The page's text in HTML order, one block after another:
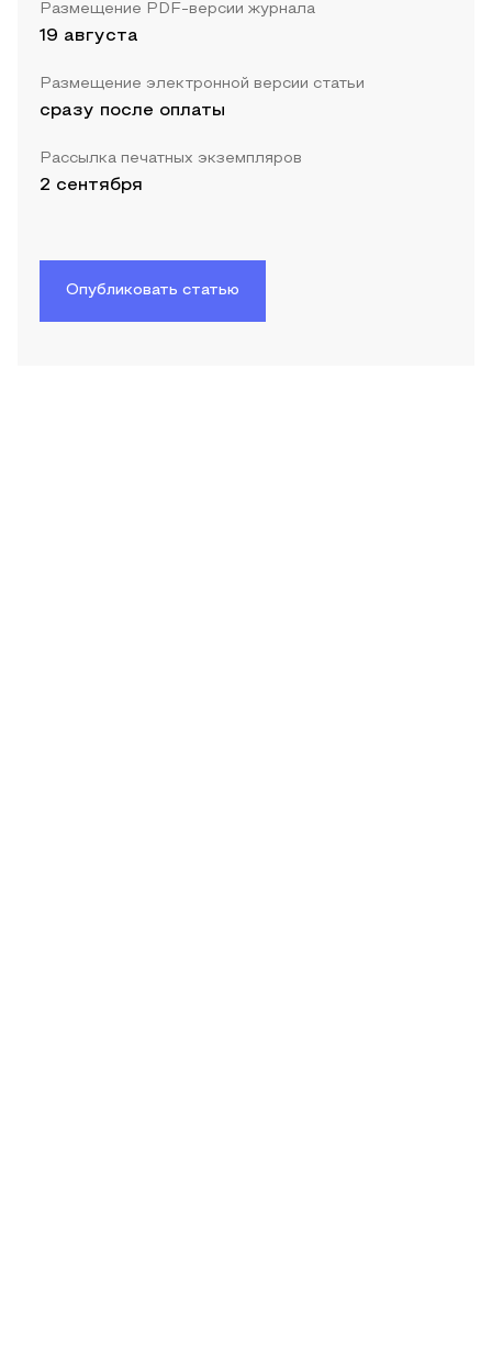
Размещение PDF-версии журнала
19 августа
Размещение электронной версии статьи
сразу после оплаты
Рассылка печатных экземпляров
2 сентября
Опубликовать статью